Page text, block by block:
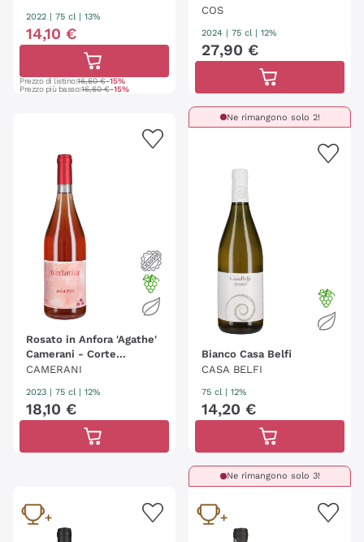
NA
2022 75 cl | 13%
14,10 €
Prezzo di listino:16,60 €-15%
Prezzo più basso:16,60 €-15%
COS
2024 75 cl | 12%
27,90 €
Rosato in Anfora 'Agathe'
Camerani - Corte
Sant'Alda
CAMERANI
2023 | 75 cl | 12%
18,10 €
Ne rimangono solo 2!
Bianco Casa Belfi
CASA BELFI
75 cl | 12%
14,20 €
Ne rimangono solo 3!